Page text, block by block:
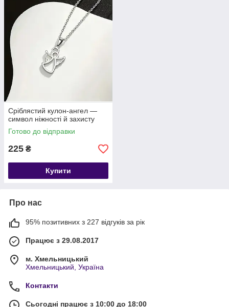
Сріблястий кулон‑ангел —
символ ніжності й захисту
Готово до відправки
225 ₴
Купити
Про нас
95% позитивних з 227 відгуків за рік
Працює з 29.08.2017
м. Хмельницький
Хмельницький, Україна
Контакти
Сьогодні працює з 10:00 до 18:00